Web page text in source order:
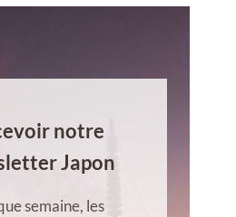
notre
Japon
semaine, les